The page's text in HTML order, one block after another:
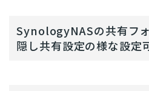
SynologyNASの共有フ
隠し共有設定の様な設定